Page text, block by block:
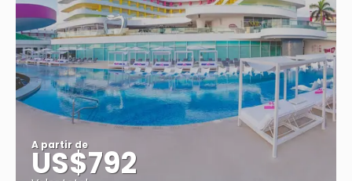
A partir de
US$792